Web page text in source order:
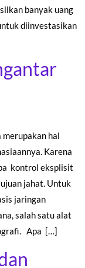
banyak uang
diinvestasikan
hal
Karena
kontrol eksplisit
jahat. Untuk
jaringan
salah satu alat
Apa […]